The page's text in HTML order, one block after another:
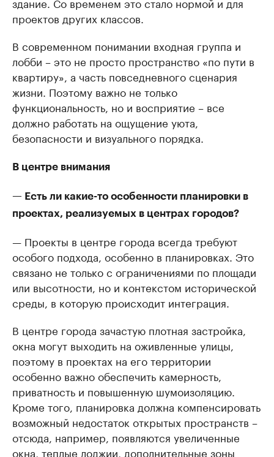
проектов других классов.
В современном понимании входная группа и
лобби – это не просто пространство «по пути в
квартиру», а часть повседневного сценария
жизни. Поэтому важно не только
функциональность, но и восприятие – все
должно работать на ощущение уюта,
безопасности и визуального порядка.
В центре внимания
— Есть ли какие-то особенности планировки в
проектах, реализуемых в центрах городов?
— Проекты в центре города всегда требуют
особого подхода, особенно в планировках. Это
связано не только с ограничениями по площади
или высотности, но и контекстом исторической
среды, в которую происходит интеграция.
В центре города зачастую плотная застройка,
окна могут выходить на оживленные улицы,
поэтому в проектах на его территории
особенно важно обеспечить камерность,
приватность и повышенную шумоизоляцию.
Кроме того, планировка должна компенсировать
возможный недостаток открытых пространств –
отсюда, например, появляются увеличенные
окна, теплые лоджии, дополнительные зоны